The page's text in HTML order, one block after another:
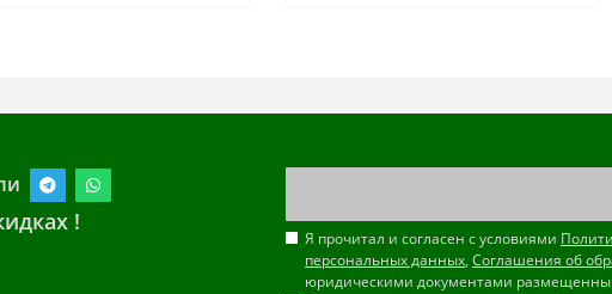
!
Я прочитал и согласен с условиями
персональных данных, Соглашения об
юридическими документами